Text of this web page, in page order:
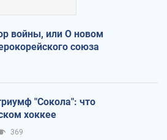
войны, или О новом
союза
"Сокола": что
хоккее
369